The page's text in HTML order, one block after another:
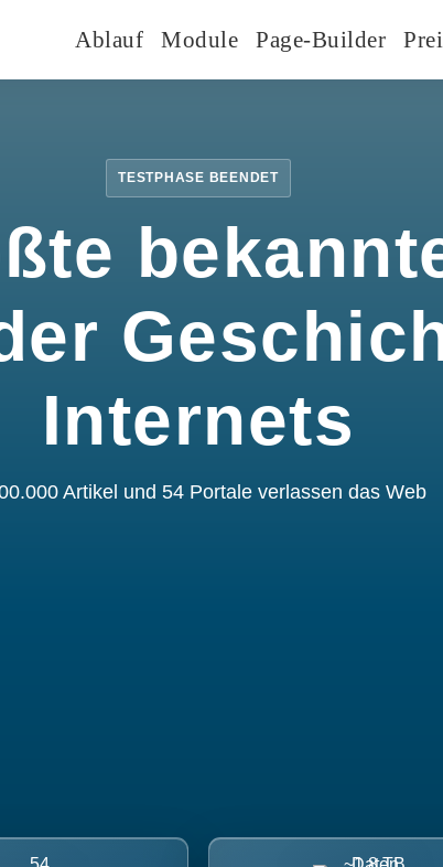
Ablauf Module Page-Builder
TESTPHASE BEENDET
Internets
Artikel und 54 Portale verlassen das Web